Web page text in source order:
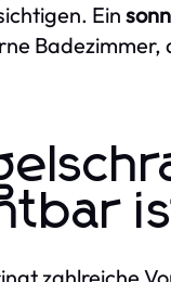
Ein
Badezimmer,